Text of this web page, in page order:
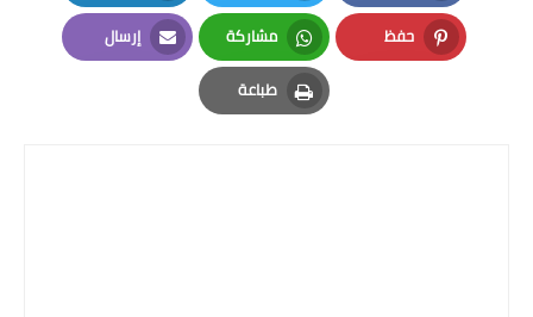
Facebook
Twitter
LinkedIn
حفظ
Pinterest
مشاركة
Whatsapp
إرسال
Email
طباعة
Print